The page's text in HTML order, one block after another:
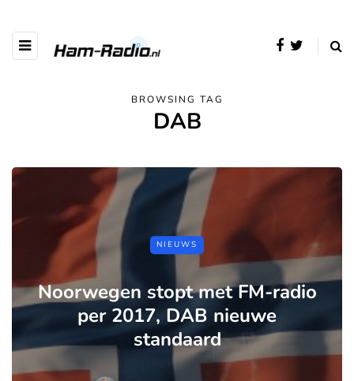
BROWSING TAG
DAB
NIEUWS
Noorwegen stopt met FM-radio
per 2017, DAB nieuwe
standaard